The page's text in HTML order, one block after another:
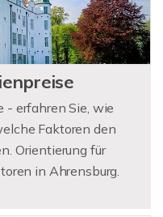
- erfahren Sie, wie
Faktoren den
Orientierung für
in Ahrensburg.